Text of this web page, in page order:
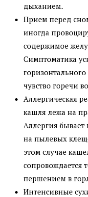
дыханием.
Прием перед
иногда
содержимое
Симптоматика
чувство горечи
Аллергическая
кашля лежа на
Аллергия
на пылевых
этом случае
сопровождается
першением в
Интенсивные